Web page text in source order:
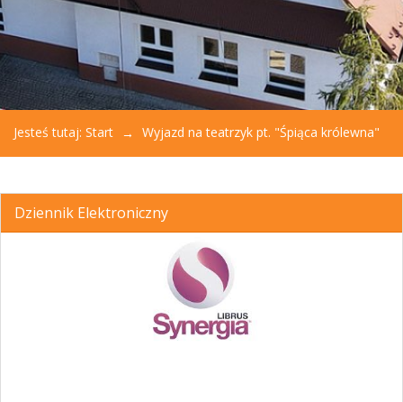
Jesteś tutaj: Start Wyjazd na teatrzyk pt. "Śpiąca królewna"
Dziennik Elektroniczny